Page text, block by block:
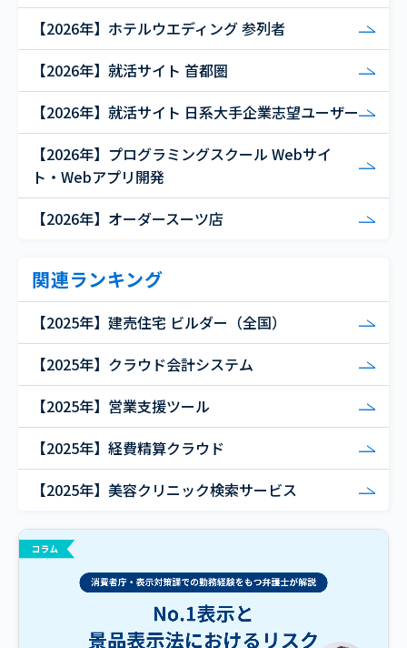
【2026年】ホテルウエディング 参列者
【2026年】就活サイト 首都圏
【2026年】就活サイト 日系大手企業志望ユーザー
【2026年】プログラミングスクール Webサイ
ト・Webアプリ開発
【2026年】オーダースーツ店
関連ランキング
【2025年】建売住宅 ビルダー（全国）
【2025年】クラウド会計システム
【2025年】営業支援ツール
【2025年】経費精算クラウド
【2025年】美容クリニック検索サービス